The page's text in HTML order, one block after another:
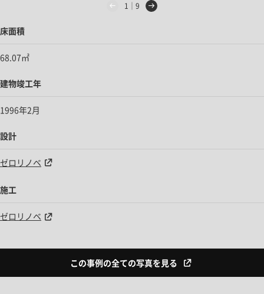
1｜9
床面積
68.07㎡
建物竣工年
1996年2月
設計
ゼロリノベ
施工
ゼロリノベ
この事例の全ての写真を見る